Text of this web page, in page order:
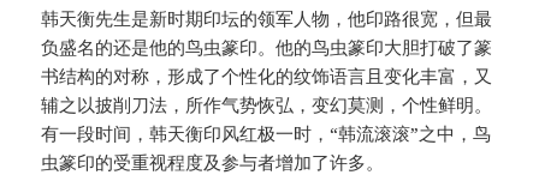
韩天衡先生是新时期印坛的领军人物，他印路很宽，但最
负盛名的还是他的鸟虫篆印。他的鸟虫篆印大胆打破了篆
书结构的对称，形成了个性化的纹饰语言且变化丰富，又
辅之以披削刀法，所作气势恢弘，变幻莫测，个性鲜明。
有一段时间，韩天衡印风红极一时，“韩流滚滚”之中，鸟
虫篆印的受重视程度及参与者增加了许多。